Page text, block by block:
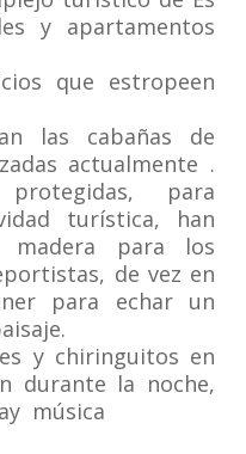
y apartamentos
que estropeen
las cabañas de
actualmente .
para
turística, han
madera para los
de vez en
para echar un
y chiringuitos en
durante la noche,
música